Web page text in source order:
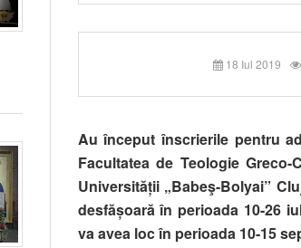
18 Iul 2019
Au început înscrierile pentru
Facultatea de Teologie
Universității „Babeş-Bolyai”
desfășoară în perioada 10-26
va avea loc în perioada 10-15